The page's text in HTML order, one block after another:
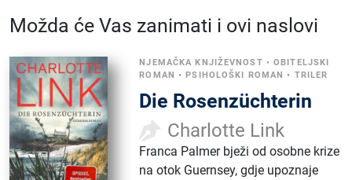
Možda će Vas zanimati i ovi naslovi
NJEMAČKA KNJIŽEVNOST •OBITELJSKI
ROMAN •PSIHOLOŠKI ROMAN • TRILER
Die Rosenzüchterin
Charlotte Link
Franca Palmer bježi od osobne krize
na otok Guernsey, gdje upoznaje